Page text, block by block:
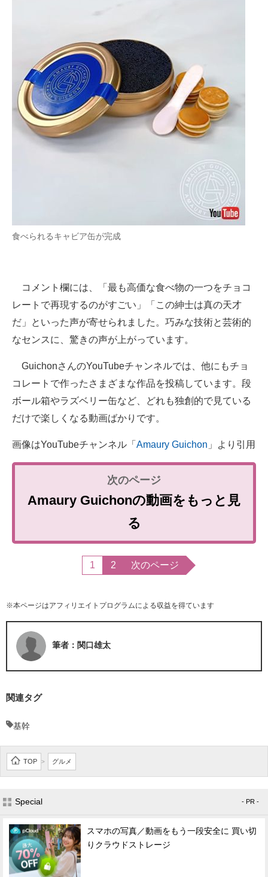
食べられるキャビア缶が完成
コメント欄には、「最も高価な食べ物の一つをチョコ
レートで再現するのがすごい」「この紳士は真の天才
だ」といった声が寄せられました。巧みな技術と芸術的
なセンスに、驚きの声が上がっています。
GuichonさんのYouTubeチャンネルでは、他にもチョ
コレートで作ったさまざまな作品を投稿しています。段
ボール箱やラズベリー缶など、どれも独創的で見ている
だけで楽しくなる動画ばかりです。
画像はYouTubeチャンネル「 Amaury Guichon 」より引用
Amaury Guichonの動画をもっと見
る
1 2 次のページ
※本ページはアフィリエイトプログラムによる収益を得ています
筆者：関口雄太
関連タグ
基幹
TOP > グルメ
Special - PR -
スマホの写真／動画をもう一段安全に 買い切
りクラウドストレージ